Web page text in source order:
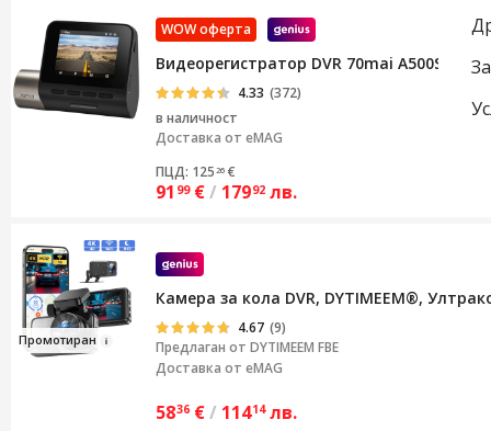
WOW оферта
Видеорегистратор DVR 70mai A500S Dash
4.33 (372)
в наличност
Доставка от eMAG
ПЦД: 125 26 €
91 99 €/ 17992 лв.
Промотиран
Камера за кола DVR, DYTIMEEM®,
4.67 (9)
Предлаган от DYTIMEEM FBE
Доставка от eMAG
5836 €/ 11414 лв.